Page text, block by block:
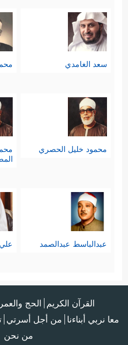
سعد الغامدي
محمود خليل الحصري
عبدالباسط عبدالصمد
القرآن الكريم الحج
معا نربي أبناءنا من أجل أسرتي
من نحن